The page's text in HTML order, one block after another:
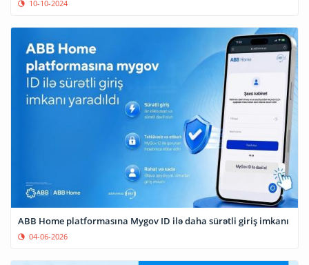
10-10-2024
ABB Home platformasına Mygov ID ilə daha sürətli giriş imkanı
04-06-2026